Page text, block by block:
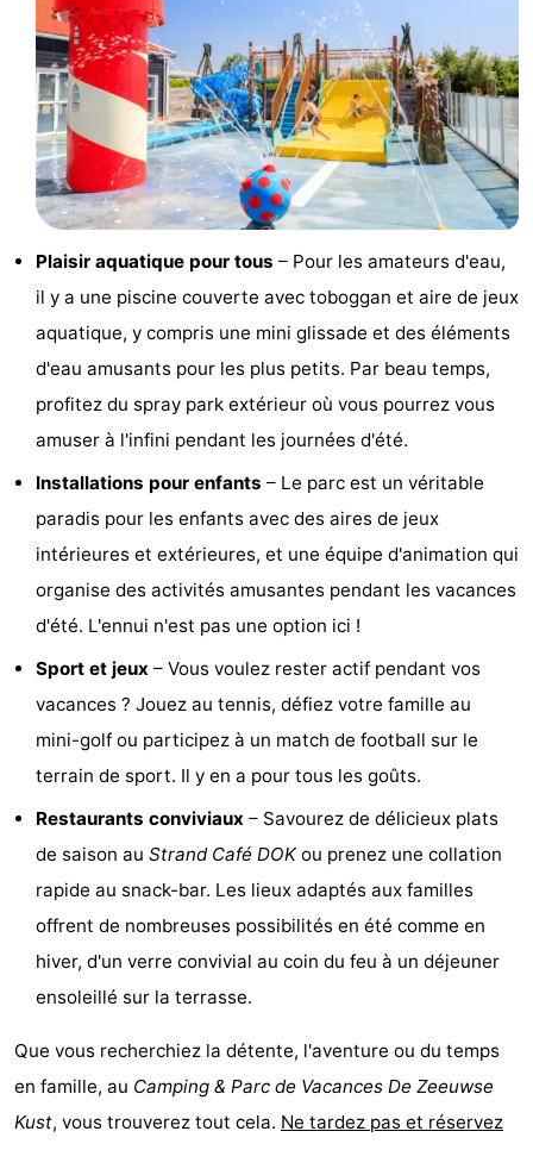
Moulins
Points
vue
Attractions
Croisières
Terrains
jeux
de
intérieures
Bowling
de
mini-
golf
de
bien-
être
Villages
villes
Nature
Visites
guidées
Sports
Piscines
du
vélo
Randonnée
-
Équitation
Terrains
Surfen
Sportive
Equitation
Immersion
Observation
Plaisir aquatique pour tous – Pour les amateurs d'eau,
il y a une piscine couverte avec toboggan et aire de jeux
aquatique, y compris une mini glissade et des éléments
d'eau amusants pour les plus petits. Par beau temps,
profitez du spray park extérieur où vous pourrez vous
amuser à l'infini pendant les journées d'été.
Installations pour enfants – Le parc est un véritable
paradis pour les enfants avec des aires de jeux
intérieures et extérieures, et une équipe d'animation qui
organise des activités amusantes pendant les vacances
d'été. L'ennui n'est pas une option ici !
Sport et jeux – Vous voulez rester actif pendant vos
vacances ? Jouez au tennis, défiez votre famille au
mini-golf ou participez à un match de football sur le
terrain de sport. Il y en a pour tous les goûts.
Restaurants conviviaux – Savourez de délicieux plats
de saison au Strand Café DOKou prenez une collation
rapide au snack-bar. Les lieux adaptés aux familles
offrent de nombreuses possibilités en été comme en
hiver, d'un verre convivial au coin du feu à un déjeuner
ensoleillé sur la terrasse.
Que vous recherchiez la détente, l'aventure ou du temps
en famille, au Camping & Parc de Vacances De Zeeuwse
Kust, vous trouverez tout cela. Ne tardez pas et réservez